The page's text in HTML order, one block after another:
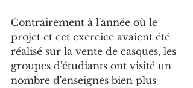
Contrairement à l'année où le
projet et cet exercice avaient été
réalisé sur la vente de casques, les
groupes d'étudiants ont visité un
nombre d'enseignes bien plus